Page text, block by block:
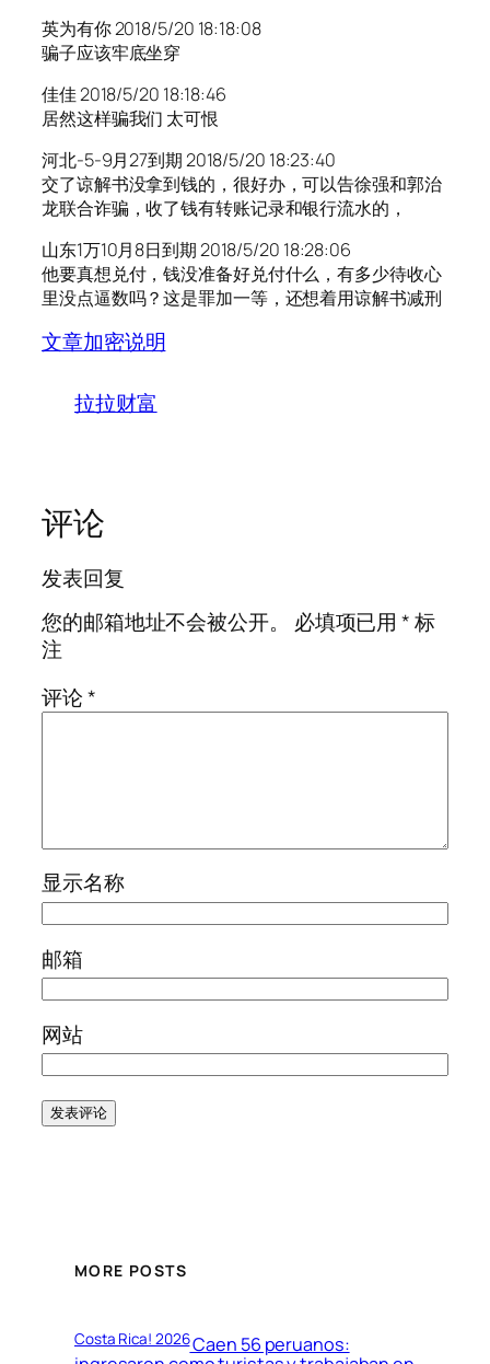
英为有你 2018/5/20 18:18:08
骗子应该牢底坐穿
佳佳 2018/5/20 18:18:46
居然这样骗我们 太可恨
河北-5-9月27到期 2018/5/20 18:23:40
交了谅解书没拿到钱的，很好办，可以告徐强和郭治
龙联合诈骗，收了钱有转账记录和银行流水的，
山东1万10月8日到期 2018/5/20 18:28:06
他要真想兑付，钱没准备好兑付什么，有多少待收心
里没点逼数吗？这是罪加一等，还想着用谅解书减刑
文章加密说明
拉拉财富
评论
发表回复
您的邮箱地址不会被公开。
必填项已用*标
注
评论*
显示名称
邮箱
网站
MORE POSTS
Costa Rica! 2026Caen 56 peruanos: